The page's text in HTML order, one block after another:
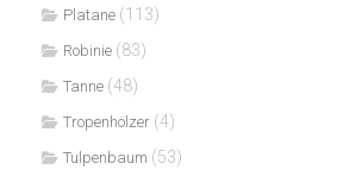
Platane (113)
Robinie (83)
Tanne (48)
Tropenhölzer (4)
Tulpenbaum (53)